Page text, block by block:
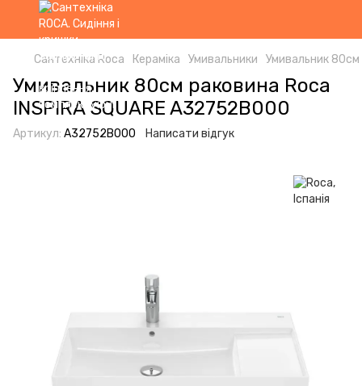
Сантехніка Roca Кераміка Умивальники Умивальник 80см
Умивальник 80см раковина Roca
INSPIRA SQUARE A32752B000
Артикул: A32752B000 Написати відгук